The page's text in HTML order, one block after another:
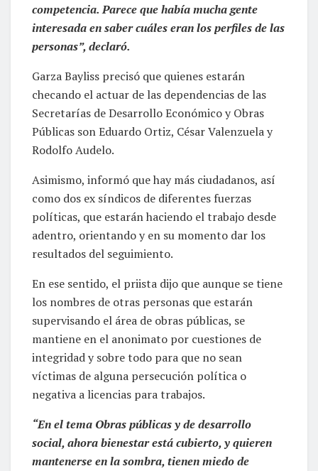
competencia. Parece que había mucha gente
interesada en saber cuáles eran los perfiles de las
personas”, declaró.
Garza Bayliss precisó que quienes estarán
checando el actuar de las dependencias de las
Secretarías de Desarrollo Económico y Obras
Públicas son Eduardo Ortiz, César Valenzuela y
Rodolfo Audelo.
Asimismo, informó que hay más ciudadanos, así
como dos ex síndicos de diferentes fuerzas
políticas, que estarán haciendo el trabajo desde
adentro, orientando y en su momento dar los
resultados del seguimiento.
En ese sentido, el priista dijo que aunque se tiene
los nombres de otras personas que estarán
supervisando el área de obras públicas, se
mantiene en el anonimato por cuestiones de
integridad y sobre todo para que no sean
víctimas de alguna persecución política o
negativa a licencias para trabajos.
“En el tema Obras públicas y de desarrollo
social, ahora bienestar está cubierto, y quieren
mantenerse en la sombra, tienen miedo de